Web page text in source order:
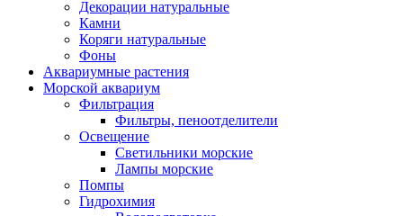
Декорации натуральные
Камни
Коряги натуральные
Фоны
Аквариумные растения
Морской аквариум
Фильтрация
Фильтры, пеноотделители
Освещение
Светильники морские
Лампы морские
Помпы
Гидрохимия